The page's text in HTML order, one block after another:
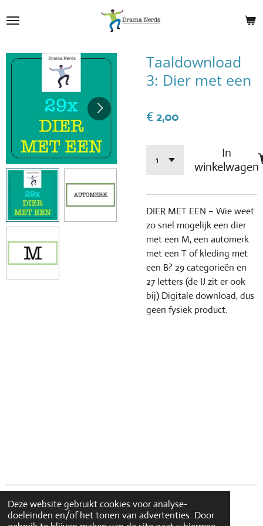
Deze website gebruikt cookies voor analyse-
doeleinden en/of het tonen van advertenties. Door
direct
de
hoofdinhoud
Taaldownload
3: Dier met een
€ 2,00
In
winkelwagen
DIER MET EEN – Wie weet
zo snel mogelijk een dier
met een M, een automerk
met een T of kleding met
een B? 29 categorieën en
27 letters (de IJ zit er ook
bij) Digitale download, dus
geen fysiek product.